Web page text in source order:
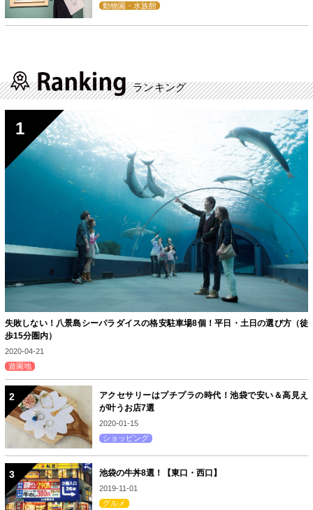
動物園・水族館
ランキング
失敗しない！八景島シーパラダイスの格安駐車場8個！平日・土日の選び方（徒
歩15分圏内）
2020-04-21
遊園地
アクセサリーはプチプラの時代！池袋で安い＆高見え
が叶うお店7選
2020-01-15
ショッピング
池袋の牛丼8選！【東口・西口】
2019-11-01
グルメ